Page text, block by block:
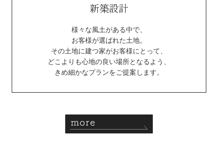
新築設計
様々な風土がある中で、
お客様が選ばれた土地。
その土地に建つ家がお客様にとって、
どこよりも心地の良い場所となるよう、
きめ細かなプランをご提案します。